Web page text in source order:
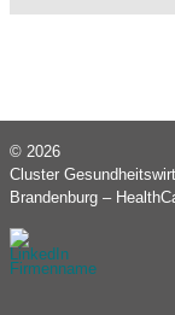
© 2026
Cluster
Brandenburg –